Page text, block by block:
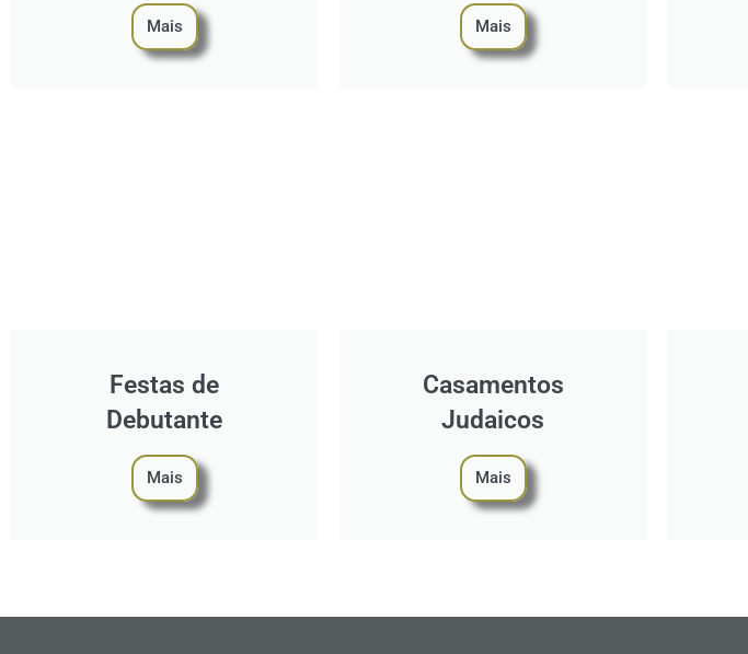
Mais
Festas de
Debutante
Mais
Mais
Casamentos
Judaicos
Mais